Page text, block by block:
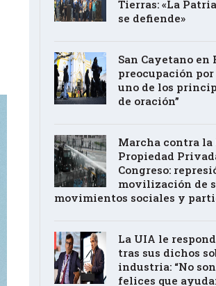
Tierras: «La
se defiende»
San Cayetano en
preocupación
uno de los
de oración”
Marcha contra la
Propiedad
Congreso:
movilización de
movimientos sociales y
La UIA le
tras sus dichos
industria: “No
felices que